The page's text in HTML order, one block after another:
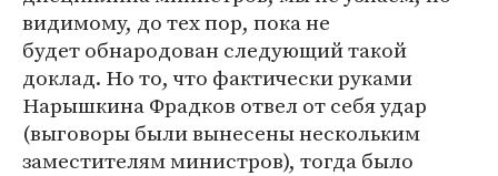
видимому, до тех пор, пока не
будет обнародован следующий такой
доклад. Но то, что фактически руками
Нарышкина Фрадков отвел от себя удар
(выговоры были вынесены нескольким
заместителям министров), тогда было